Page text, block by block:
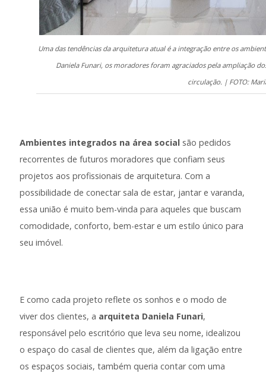
Uma das tendências da arquitetura atual é a integração entre os
Daniela Funari, os moradores foram agraciados pela ampliação
circulação. | FOTO:
Ambientes integrados na área social são pedidos
recorrentes de futuros moradores que confiam seus
projetos aos profissionais de arquitetura. Com a
possibilidade de conectar sala de estar, jantar e varanda,
essa união é muito bem-vinda para aqueles que buscam
comodidade, conforto, bem-estar e um estilo único para
seu imóvel.
E como cada projeto reflete os sonhos e o modo de
viver dos clientes, a arquiteta Daniela Funari,
responsável pelo escritório que leva seu nome, idealizou
o espaço do casal de clientes que, além da ligação entre
os espaços sociais, também queria contar com uma